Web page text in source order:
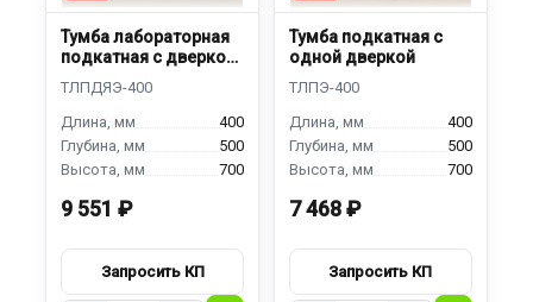
Тумба лабораторная
подкатная с дверкой
400
500
700
9 551 ₽
Тумба подкатная с
одной дверкой
400
500
700
7 468 ₽